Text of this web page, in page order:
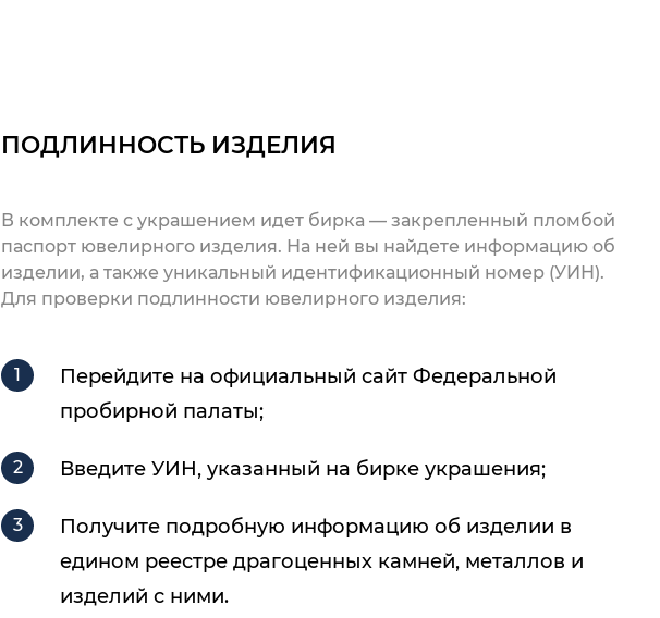
ПОДЛИННОСТЬ ИЗДЕЛИЯ
В комплекте с украшением идет бирка — закрепленный пломбой
паспорт ювелирного изделия. На ней вы найдете информацию об
изделии, а также уникальный идентификационный номер (УИН).
Для проверки подлинности ювелирного изделия:
Перейдите на официальный сайт Федеральной
пробирной палаты;
Введите УИН, указанный на бирке украшения;
Получите подробную информацию об изделии в
едином реестре драгоценных камней, металлов и
изделий с ними.